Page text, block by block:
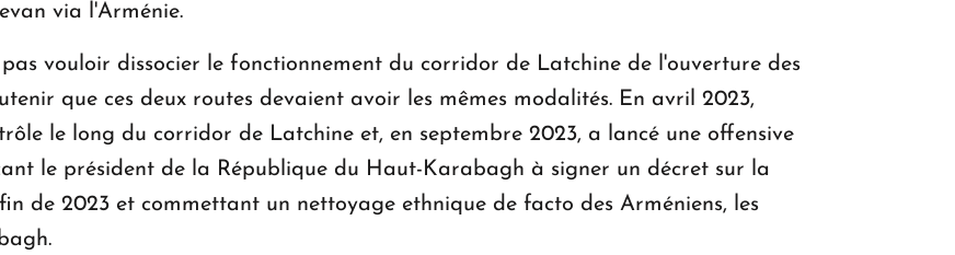
via l'Arménie.
vouloir dissocier le fonctionnement du corridor de Latchine de l'ouverture des
que ces deux routes devaient avoir les mêmes modalités. En avril 2023,
le long du corridor de Latchine et, en septembre 2023, a lancé une offensive
le président de la République du Haut-Karabagh à signer un décret sur la
de 2023 et commettant un nettoyage ethnique de facto des Arméniens, les